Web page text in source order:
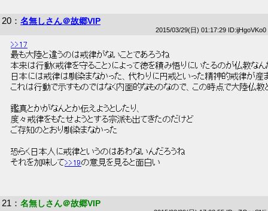
20 ： 名無しさん＠故郷VIP
2015/03/29(日) 01:17:29 ID:ijHgoVKo0
>>17
最も大陸と違うのは戒律がないことであろうね
本来は行動(戒律を守ること)によって徳を積み悟りにいたるのが仏教な
日本には戒律は馴染まなかった、代わりに円戒といった精神的戒律が産
これは行動で示すものではなく内面的なものなので、この時点で大陸仏教
鑑真とかがなんとか伝えようとしたり、
度々戒律をもたせようとする宗派も出てきたのだけど
ご存知のとおり馴染まなかった
恐らく日本人に戒律というのはあわないんだろうね
それを加味して>>19の意見を見ると面白い
21 ： 名無しさん＠故郷VIP